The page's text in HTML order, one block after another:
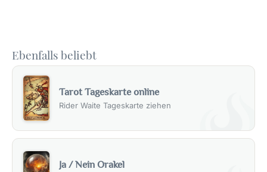
Ebenfalls beliebt
Tarot Tageskarte online
Rider Waite Tageskarte ziehen
Ja / Nein Orakel